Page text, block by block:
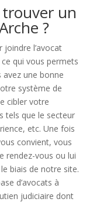
un
?
l’avocat
qui vous permets
une bonne
système de
cibler votre
tels que le secteur
etc. Une fois
convient, vous
rendez-vous ou lui
biais de notre site.
d’avocats à
judiciaire dont